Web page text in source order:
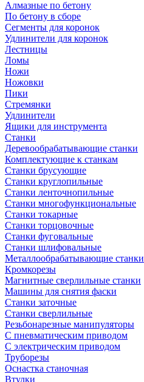
Алмазные по бетону
По бетону в сборе
Сегменты для коронок
Удлинители для коронок
Лестницы
Ломы
Ножи
Ножовки
Пики
Стремянки
Удлинители
Ящики для инструмента
Станки
Деревообрабатывающие станки
Комплектующие к станкам
Станки брусующие
Станки круглопильные
Станки ленточнопильные
Станки многофункциональные
Станки токарные
Станки торцовочные
Станки фуговальные
Станки шлифовальные
Металлообрабатывающие станки
Кромкорезы
Магнитные сверлильные станки
Машины для снятия фаски
Станки заточные
Станки сверлильные
Резьбонарезные манипуляторы
С пневматическим приводом
С электрическим приводом
Труборезы
Оснастка станочная
Втулки